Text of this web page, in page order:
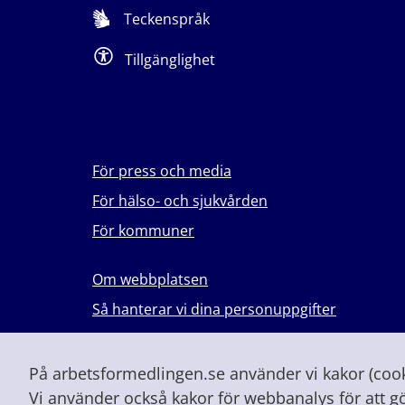
På arbetsformedlingen.se använder vi kakor
Vi använder också kakor för webbanalys för att
Teckenspråk
Tillgänglighet
För press och media
För hälso- och sjukvården
För kommuner
Om webbplatsen
Så hanterar vi dina personuppgifter
Lever du med våld i en nära relation?
Vid höjd beredskap och krig